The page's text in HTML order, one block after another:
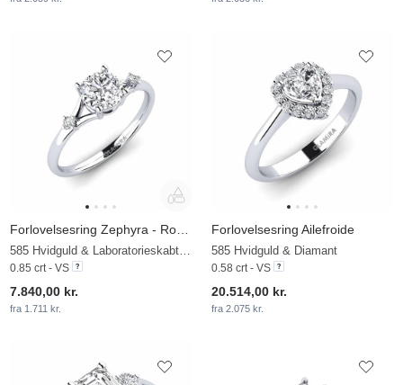
0.85 crt - VS
7.840,00 kr.
fra 1.711 kr.
Forlovelsesring Ailefroide
585 Hvidguld & Diamant
0.58 crt - VS
20.514,00 kr.
fra 2.075 kr.